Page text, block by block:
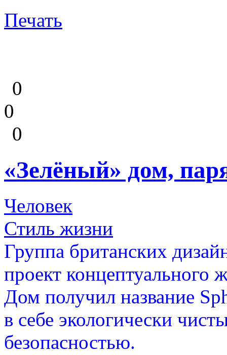
Печать
0
0
0
«Зелёный» дом,
Человек
Стиль жизни
Группа британских
проект
Дом получил название
в себе экологически
безопасностью.